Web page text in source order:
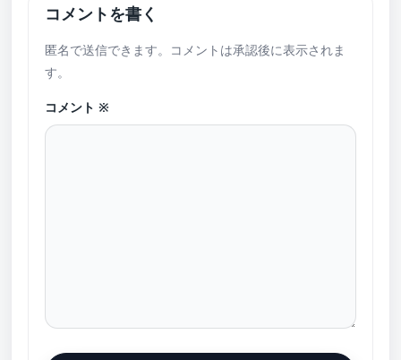
コメントを書く
匿名で送信できます。コメントは承認後に表示されま
す。
コメント ※